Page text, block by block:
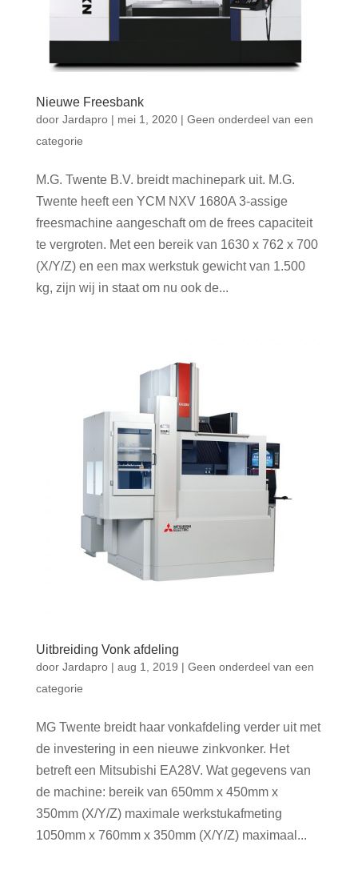
Nieuwe Freesbank
door Jardapro| mei 1, 2020| Geen onderdeel van een
categorie
M.G. Twente B.V. breidt machinepark uit. M.G.
Twente heeft een YCM NXV 1680A 3-assige
freesmachine aangeschaft om de frees capaciteit
te vergroten. Met een bereik van 1630 x 762 x 700
(X/Y/Z) en een max werkstuk gewicht van 1.500
kg, zijn wij in staat om nu ook de...
Uitbreiding Vonk afdeling
door Jardapro| aug 1, 2019 | Geen onderdeel van een
categorie
MG Twente breidt haar vonkafdeling verder uit met
de investering in een nieuwe zinkvonker. Het
betreft een Mitsubishi EA28V. Wat gegevens van
de machine: bereik van 650mm x 450mm x
350mm (X/Y/Z) maximale werkstukafmeting
1050mm x 760mm x 350mm (X/Y/Z) maximaal...